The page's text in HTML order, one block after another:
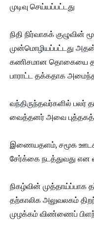
முடிவு செய்யப்பட்டது
நிதி நிர்வாகக்
முன்மொழியப்பட்டது
கணிசமான தொகையை
பாராட்ட தக்கதாக
வந்திருந்தவர்களில் பலர்
வைத்தனர் அவை
இணையதளம், சமூக
சேர்க்கை நடத்துவது என
நிகழ்வின் முத்தாய்ப்பாக
தற்காலிக அலுவலகம்
முழக்கம் விண்ணைப்